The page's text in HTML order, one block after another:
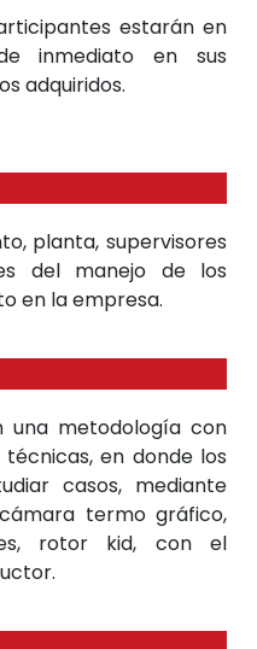
estarán en
inmediato en sus
adquiridos.
planta, supervisores
del manejo de los
en la empresa.
una metodología con
en donde los
casos, mediante
termo gráfico,
rotor kid, con el